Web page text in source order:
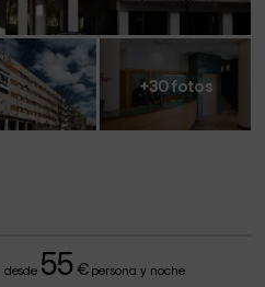
+30 fotos
desde 55 €persona y noche